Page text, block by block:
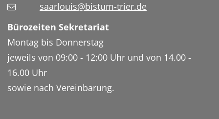
saarlouis@bistum-trier.de
Bürozeiten Sekretariat
Montag bis Donnerstag
jeweils von 09:00 - 12:00 Uhr und von 14.00 -
16.00 Uhr
sowie nach Vereinbarung.